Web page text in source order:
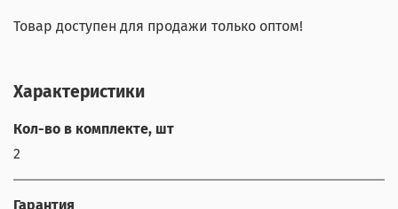
Товар доступен для продажи только оптом!
Характеристики
Кол-во в комплекте, шт
2
Гарантия